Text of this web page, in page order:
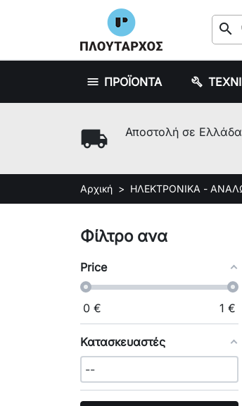
search
ΠΡΟΪΟΝΤΑ
local_shipping Αποστολή σε
Αρχική ΗΛΕΚΤΡΟΝΙΚΑ -
Φίλτρο ανα
Price
0 € 1 €
Κατασκευαστές